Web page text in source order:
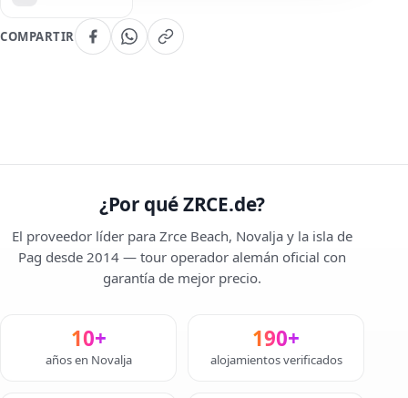
COMPARTIR
¿Por qué ZRCE.de?
El proveedor líder para Zrce Beach, Novalja y la isla de
Pag desde 2014 — tour operador alemán oficial con
garantía de mejor precio.
10+
años en Novalja
190+
alojamientos verificados